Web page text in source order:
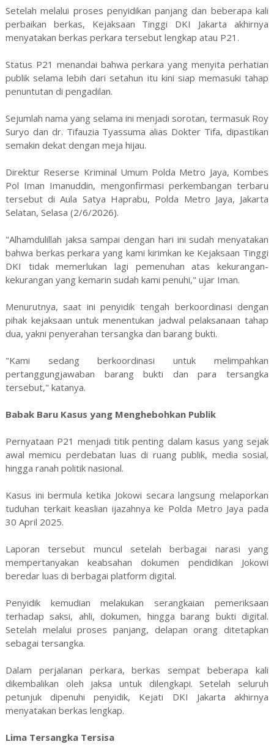
Setelah melalui proses penyidikan panjang dan beberapa kali
perbaikan berkas, Kejaksaan Tinggi DKI Jakarta akhirnya
menyatakan berkas perkara tersebut lengkap atau P21.
Status P21 menandai bahwa perkara yang menyita perhatian
publik selama lebih dari setahun itu kini siap memasuki tahap
penuntutan di pengadilan.
Sejumlah nama yang selama ini menjadi sorotan, termasuk Roy
Suryo dan dr. Tifauzia Tyassuma alias Dokter Tifa, dipastikan
semakin dekat dengan meja hijau.
Direktur Reserse Kriminal Umum Polda Metro Jaya, Kombes
Pol Iman Imanuddin, mengonfirmasi perkembangan terbaru
tersebut di Aula Satya Haprabu, Polda Metro Jaya, Jakarta
Selatan, Selasa (2/6/2026).
"Alhamdulillah jaksa sampai dengan hari ini sudah menyatakan
bahwa berkas perkara yang kami kirimkan ke Kejaksaan Tinggi
DKI tidak memerlukan lagi pemenuhan atas kekurangan-
kekurangan yang kemarin sudah kami penuhi," ujar Iman.
Menurutnya, saat ini penyidik tengah berkoordinasi dengan
pihak kejaksaan untuk menentukan jadwal pelaksanaan tahap
dua, yakni penyerahan tersangka dan barang bukti.
"Kami sedang berkoordinasi untuk melimpahkan
pertanggungjawaban barang bukti dan para tersangka
tersebut," katanya.
Babak Baru Kasus yang Menghebohkan Publik
Pernyataan P21 menjadi titik penting dalam kasus yang sejak
awal memicu perdebatan luas di ruang publik, media sosial,
hingga ranah politik nasional.
Kasus ini bermula ketika Jokowi secara langsung melaporkan
tuduhan terkait keaslian ijazahnya ke Polda Metro Jaya pada
30 April 2025.
Laporan tersebut muncul setelah berbagai narasi yang
mempertanyakan keabsahan dokumen pendidikan Jokowi
beredar luas di berbagai platform digital.
Penyidik kemudian melakukan serangkaian pemeriksaan
terhadap saksi, ahli, dokumen, hingga barang bukti digital.
Setelah melalui proses panjang, delapan orang ditetapkan
sebagai tersangka.
Dalam perjalanan perkara, berkas sempat beberapa kali
dikembalikan oleh jaksa untuk dilengkapi. Setelah seluruh
petunjuk dipenuhi penyidik, Kejati DKI Jakarta akhirnya
menyatakan berkas lengkap.
Lima Tersangka Tersisa